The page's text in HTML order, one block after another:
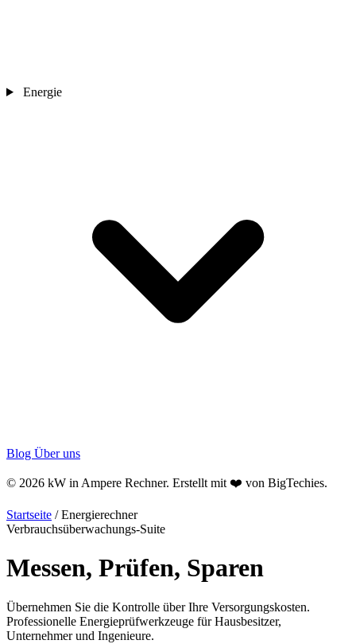
Energie
Blog Über uns
© 2026 kW in Ampere Rechner. Erstellt mit ❤️ von BigTechies.
Startseite / Energierechner
Verbrauchsüberwachungs-Suite
Messen, Prüfen, Sparen
Übernehmen Sie die Kontrolle über Ihre Versorgungskosten.
Professionelle Energieprüfwerkzeuge für Hausbesitzer,
Unternehmer und Ingenieure.